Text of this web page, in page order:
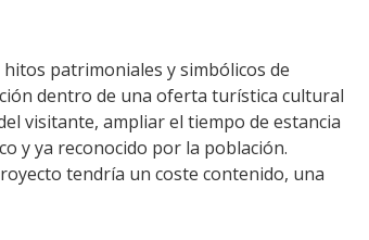
patrimoniales y simbólicos de
dentro de una oferta turística cultural
visitante, ampliar el tiempo de estancia
y ya reconocido por la población.
tendría un coste contenido, una